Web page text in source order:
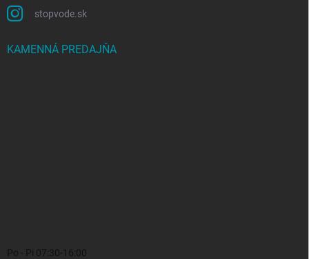
stopvode.sk
KAMENNÁ PREDAJŇA
Po - Pi 07:30-16:00